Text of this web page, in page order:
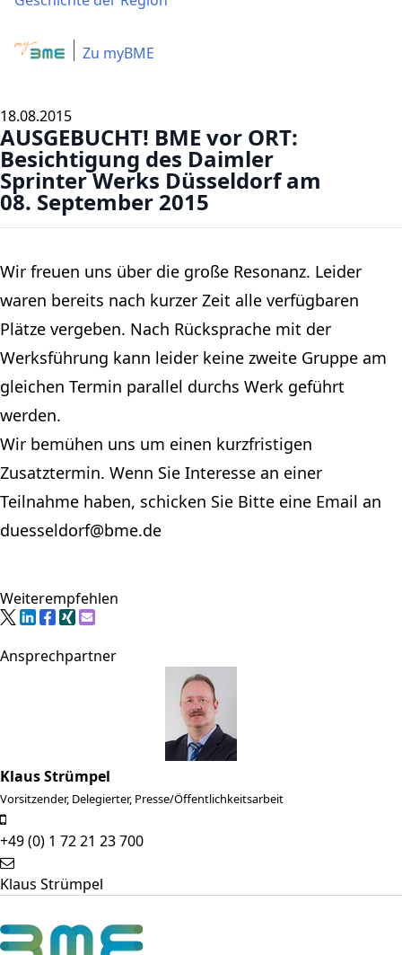
Zu myBME
18.08.2015
AUSGEBUCHT! BME vor ORT:
Besichtigung des Daimler
Sprinter Werks Düsseldorf am
08. September 2015
Wir freuen uns über die große Resonanz. Leider
waren bereits nach kurzer Zeit alle verfügbaren
Plätze vergeben. Nach Rücksprache mit der
Werksführung kann leider keine zweite Gruppe am
gleichen Termin parallel durchs Werk geführt
werden.
Wir bemühen uns um einen kurzfristigen
Zusatztermin. Wenn Sie Interesse an einer
Teilnahme haben, schicken Sie Bitte eine Email an
duesseldorf@bme.de
Weiterempfehlen
Ansprechpartner
Klaus Strümpel
Vorsitzender, Delegierter, Presse/Öffentlichkeitsarbeit
+49 (0) 1 72 21 23 700
Klaus Strümpel